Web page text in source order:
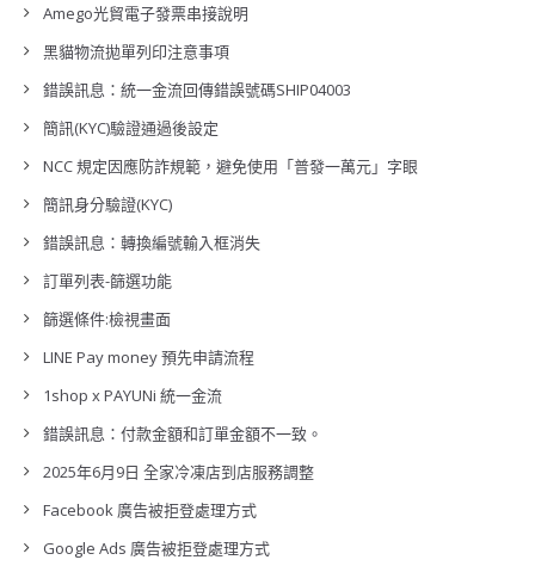
Amego光貿電子發票串接說明
黑貓物流拋單列印注意事項
錯誤訊息：統一金流回傳錯誤號碼SHIP04003
簡訊(KYC)驗證通過後設定
NCC 規定因應防詐規範，避免使用「普發一萬元」字眼
簡訊身分驗證(KYC)
錯誤訊息：轉換編號輸入框消失
訂單列表-篩選功能
篩選條件:檢視畫面
LINE Pay money 預先申請流程
1shop x PAYUNi 統一金流
錯誤訊息：付款金額和訂單金額不一致。
2025年6月9日 全家冷凍店到店服務調整
Facebook 廣告被拒登處理方式
Google Ads 廣告被拒登處理方式